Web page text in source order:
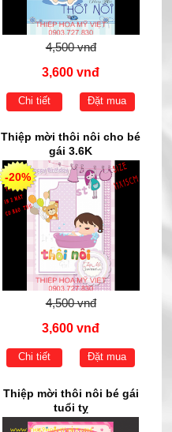
4,500 vnđ
3,600 vnđ
Chi tiết Đặt mua
Thiệp mời thôi nôi cho bé
gái 3.6K
-20%
4,500 vnđ
3,600 vnđ
Chi tiết Đặt mua
Thiệp mời thôi nôi bé gái
tuổi tỵ